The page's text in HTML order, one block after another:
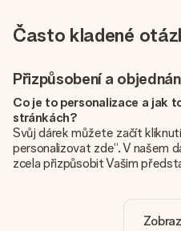
Často kladené
Přizpůsobení a
Co je to personalizace a jak
stránkách?
Svůj dárek můžete začít
personalizovat zde“. V našem
zcela přizpůsobit Vašim